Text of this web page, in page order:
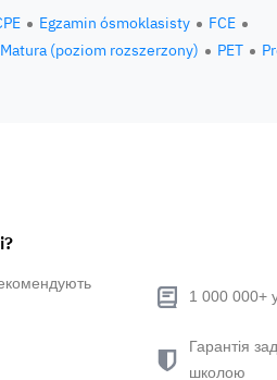
Egzamin ósmoklasisty
FCE
Matura (poziom rozszerzony) PET
1 000 000+
Гарантія
школою